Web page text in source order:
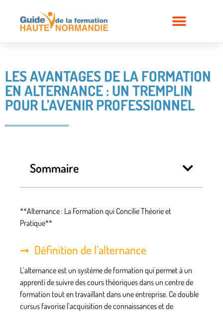
LES AVANTAGES DE LA FORMATION
EN ALTERNANCE : UN TREMPLIN
POUR L’AVENIR PROFESSIONNEL
Sommaire
**Alternance : La Formation qui Concilie Théorie et
Pratique**
Définition de l’alternance
L’alternance est un système de formation qui permet à un
apprenti de suivre des cours théoriques dans un centre de
formation tout en travaillant dans une entreprise. Ce double
cursus favorise l’acquisition de connaissances et de